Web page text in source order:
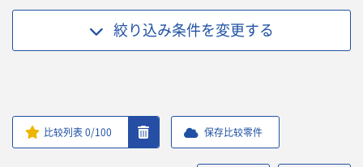
絞り込み条件を変更する
比较列表0/100 保存比较零件